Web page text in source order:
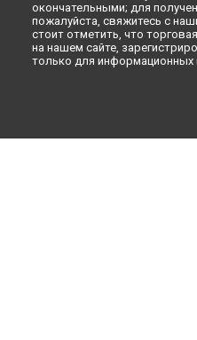
окончательными; для
пожалуйста, свяжитесь с
стоит отметить, что
на нашем сайте,
только для информационных